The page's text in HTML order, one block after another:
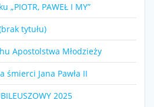
„PIOTR, PAWEŁ I MY”
tytułu)
Apostolstwa Młodzieży
śmierci Jana Pawła II
2025